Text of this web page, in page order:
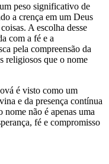
peso significativo de
a crença em um Deus
A escolha desse
com a fé e a
pela compreensão da
religiosos que o nome
é visto como um
e da presença contínua
não é apenas uma
fé e compromisso